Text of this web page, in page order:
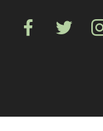
facebook twitter